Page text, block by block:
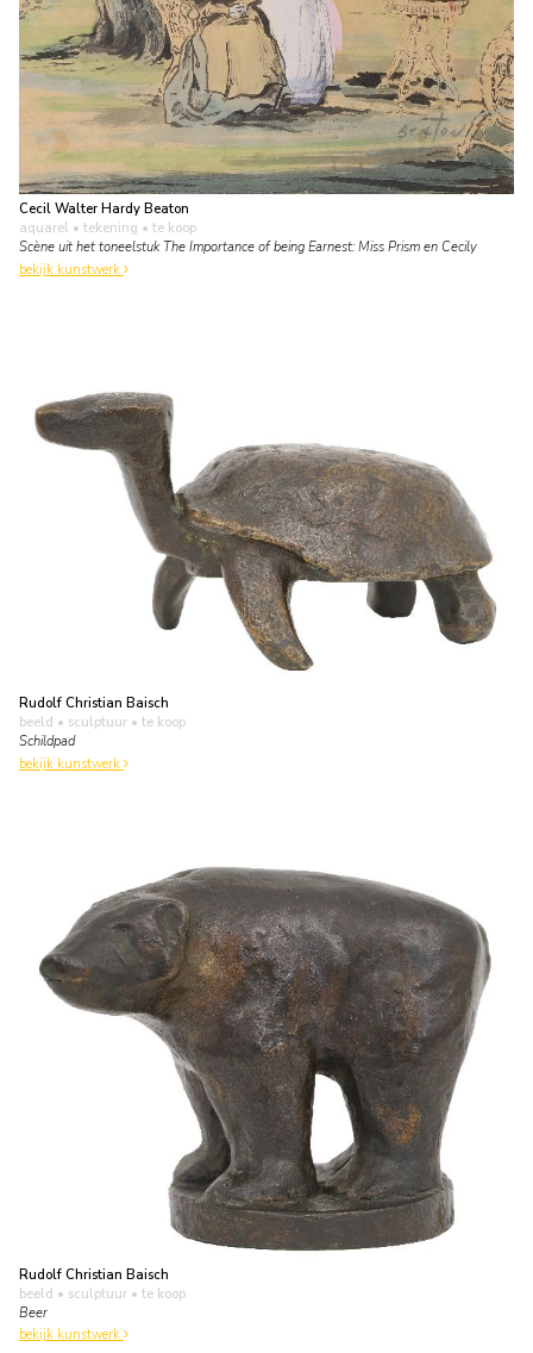
Cecil Walter Hardy Beaton
aquarel • tekening • te koop
Scène uit het toneelstuk The Importance of being Earnest: Miss Prism en Cecily
bekijk kunstwerk
Rudolf Christian Baisch
beeld • sculptuur • te koop
Schildpad
bekijk kunstwerk
Rudolf Christian Baisch
beeld • sculptuur • te koop
Beer
bekijk kunstwerk